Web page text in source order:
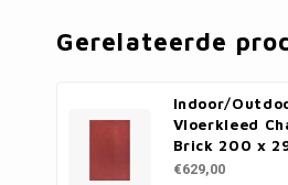
Gerelateerde
Indoor/
Vloerkleed
Brick 200 x
€629,00